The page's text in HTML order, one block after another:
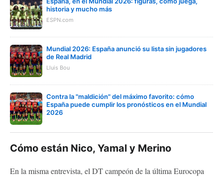
historia y mucho más
ESPN.com
Mundial 2026: España anunció su lista sin jugadores
de Real Madrid
Lluis Bou
Contra la "maldición" del máximo favorito: cómo
España puede cumplir los pronósticos en el Mundial
2026
Cómo están Nico, Yamal y Merino
En la misma entrevista, el DT campeón de la última Eurocopa